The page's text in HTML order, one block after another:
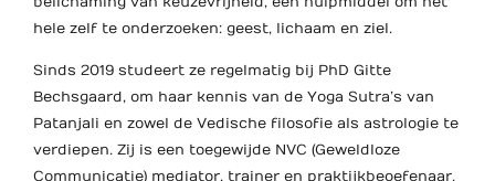
hele zelf te onderzoeken: geest, lichaam en ziel.
Sinds 2019 studeert ze regelmatig bij PhD Gitte
Bechsgaard, om haar kennis van de Yoga Sutra’s van
Patanjali en zowel de Vedische filosofie als astrologie te
verdiepen. Zij is een toegewijde NVC (Geweldloze
Communicatie) mediator, trainer en praktijkbeoefenaar.